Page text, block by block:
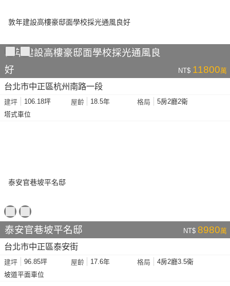
敦年建設高樓豪邸面學校採光通風良
好
NT$ 11800萬
台北市中正區杭州南路一段
建坪 106.18坪 屋齡 18.5年 格局
5房2廳2衛
塔式車位
泰安官巷坡平名邸 NT$ 8980萬
台北市中正區泰安街
建坪 96.85坪 屋齡 17.6年 格局
4房2廳3.5衛
坡道平面車位